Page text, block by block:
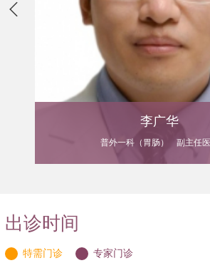
结直肠癌病人5年生存率提高并达到国内
本专科设有中山大学胃癌诊治研究中
结直肠肛门专科、胃肠道间质瘤中心、
壁外科诊疗中心、《消化肿瘤杂志（电
及慢性伤口护理专科。
1.常见疾病：胃癌、结肠癌、食管癌
瘘、消化性溃疡并发症、食管狭窄、贲
动脉压迫综合征、成人先天性巨结肠、短
疝、直肠肛管良恶性疾病、炎性肠病等。
李广华
普外一科（胃肠） 副主任
出诊时间
特需门诊 专家门诊